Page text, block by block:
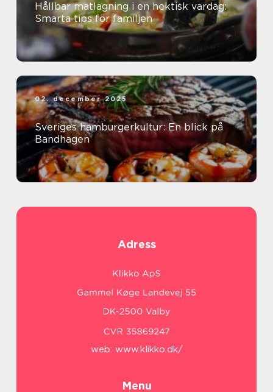
Hållbar matlagning i en hektisk vardag:
Smarta tips för familjen
02. december 2025
Sveriges hamburgerkultur: En blick på
Bandhagen
Adress
web: www.klikko.dk/
Menu